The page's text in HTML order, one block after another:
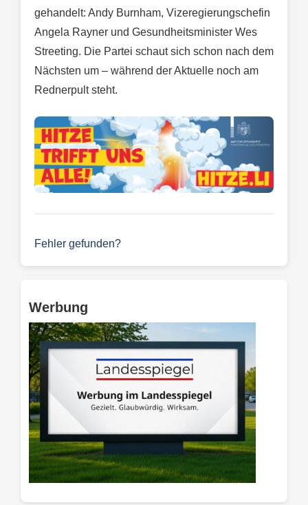
gehandelt: Andy Burnham, Vizeregierungschefin
Angela Rayner und Gesundheitsminister Wes
Streeting. Die Partei schaut sich schon nach dem
Nächsten um – während der Aktuelle noch am
Rednerpult steht.
Fehler gefunden?
Werbung